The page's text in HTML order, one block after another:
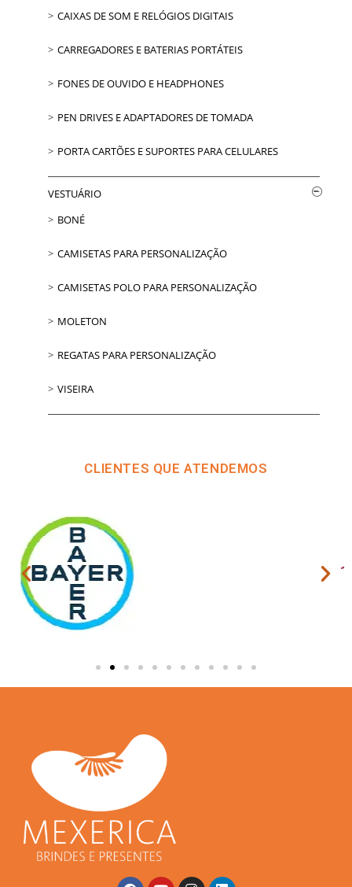
CAIXAS DE SOM E RELÓGIOS DIGITAIS
CARREGADORES E BATERIAS PORTÁTEIS
FONES DE OUVIDO E HEADPHONES
PEN DRIVES E ADAPTADORES DE TOMADA
PORTA CARTÕES E SUPORTES PARA CELULARES
VESTUÁRIO
BONÉ
CAMISETAS PARA PERSONALIZAÇÃO
CAMISETAS POLO PARA PERSONALIZAÇÃO
MOLETON
REGATAS PARA PERSONALIZAÇÃO
VISEIRA
CLIENTES QUE ATENDEMOS